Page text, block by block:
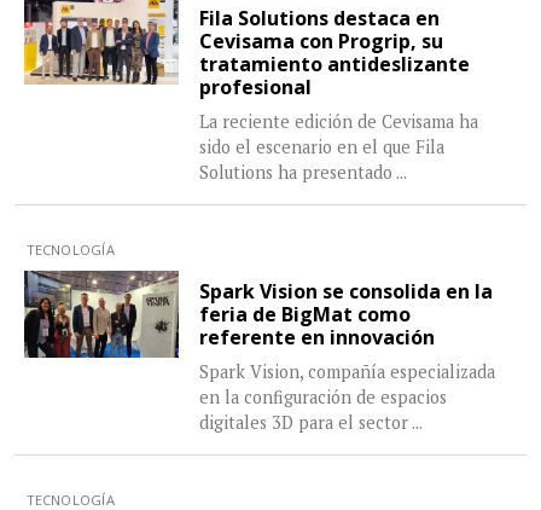
Fila Solutions destaca en
Cevisama con Progrip, su
tratamiento antideslizante
profesional
La reciente edición de Cevisama ha
sido el escenario en el que Fila
Solutions ha presentado ...
TECNOLOGÍA
Spark Vision se consolida en la
feria de BigMat como
referente en innovación
Spark Vision, compañía especializada
en la configuración de espacios
digitales 3D para el sector ...
TECNOLOGÍA